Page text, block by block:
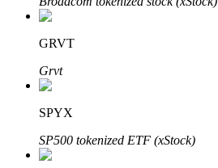
Parceiros Bitrue
GRVT
Grvt
SPYX
SP500 tokenized ETF (xStock)